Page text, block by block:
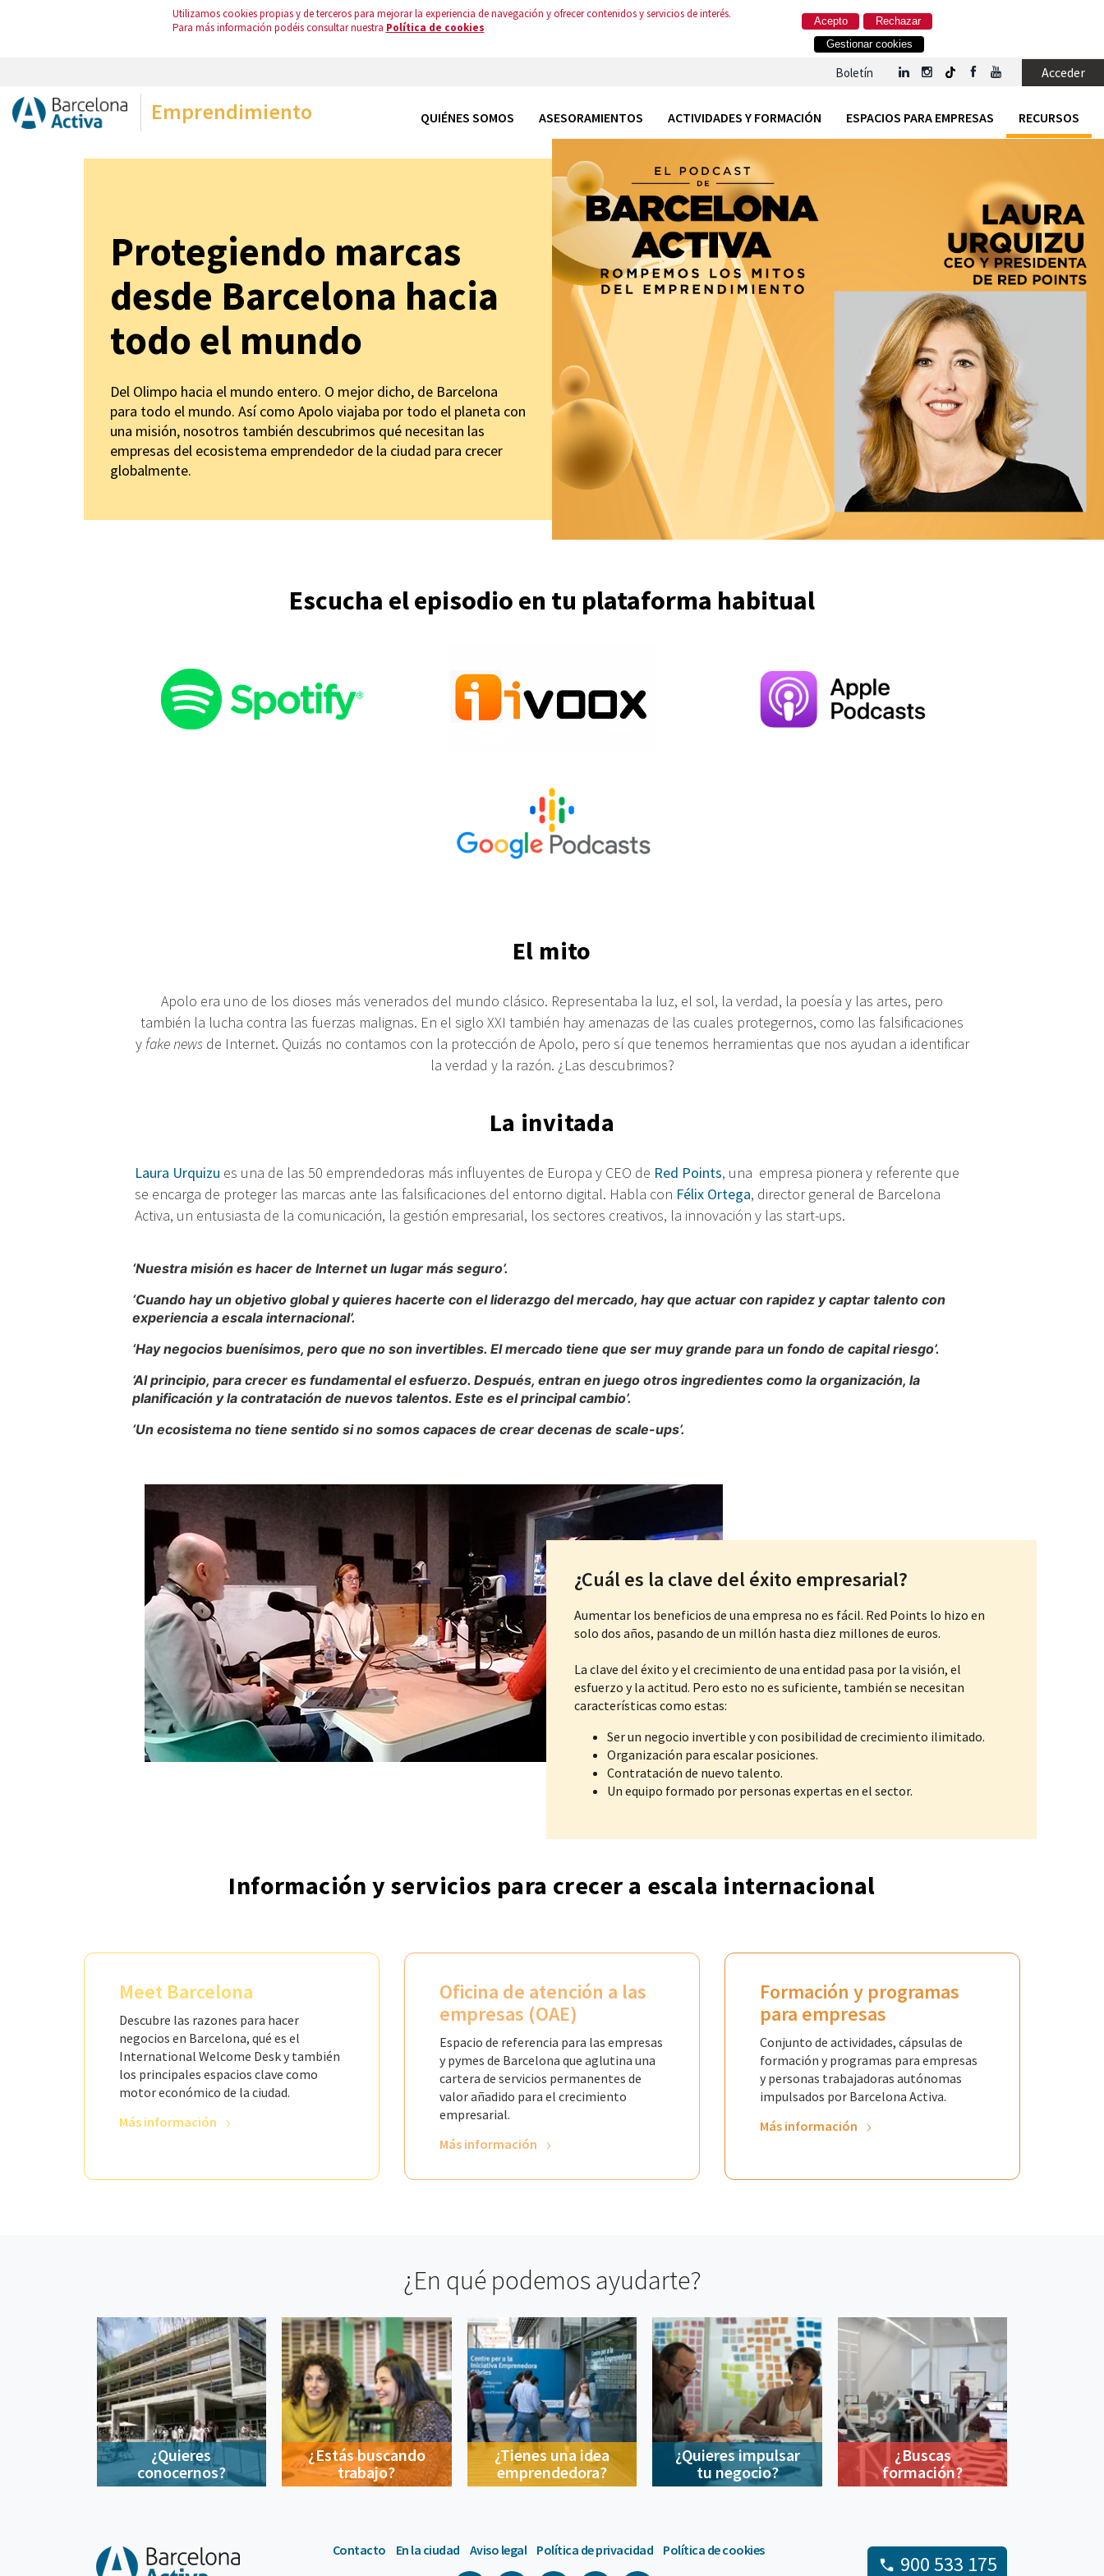
Utilizamos cookies propias y de terceros para mejorar la experiencia de navegación y ofrecer contenidos y servicios de interés.
Para más información podéis consultar nuestra Política de cookies Rechazar
Acepto
Gestionar cookies
Boletín Acceder
Emprendimiento QUIÉNES SOMOS ASESORAMIENTOS ACTIVIDADES Y FORMACIÓN ESPACIOS PARA EMPRESAS RECURSOS
Protegiendo marcas
desde Barcelona hacia
todo el mundo
Del Olimpo hacia el mundo entero. O mejor dicho, de Barcelona
para todo el mundo. Así como Apolo viajaba por todo el planeta con
una misión, nosotros también descubrimos qué necesitan las
empresas del ecosistema emprendedor de la ciudad para crecer
globalmente.
Escucha el episodio en tu plataforma habitual
El mito
Apolo era uno de los dioses más venerados del mundo clásico. Representaba la luz, el sol, la verdad, la poesía y las artes, pero
también la lucha contra las fuerzas malignas. En el siglo XXI también hay amenazas de las cuales protegernos, como las falsificaciones
y fake newsde Internet. Quizás no contamos con la protección de Apolo, pero sí que tenemos herramientas que nos ayudan a identificar
la verdad y la razón. ¿Las descubrimos?
La invitada
Laura Urquizu es una de las 50 emprendedoras más influyentes de Europa y CEO de Red Points, una empresa pionera y referente que
se encarga de proteger las marcas ante las falsificaciones del entorno digital. Habla con Félix Ortega, director general de Barcelona
Activa, un entusiasta de la comunicación, la gestión empresarial, los sectores creativos, la innovación y las start-ups.
‘Nuestra misión es hacer de Internet un lugar más seguro’.
‘Cuando hay un objetivo global y quieres hacerte con el liderazgo del mercado, hay que actuar con rapidez y captar talento con
experiencia a escala internacional’.
‘Hay negocios buenísimos, pero que no son invertibles. El mercado tiene que ser muy grande para un fondo de capital riesgo’.
‘Al principio, para crecer es fundamental el esfuerzo. Después, entran en juego otros ingredientes como la organización, la
planificación y la contratación de nuevos talentos. Este es el principal cambio’.
‘Un ecosistema no tiene sentido si no somos capaces de crear decenas de scale-ups’.
¿Cuál es la clave del éxito empresarial?
Aumentar los beneficios de una empresa no es fácil. Red Points lo hizo en
solo dos años, pasando de un millón hasta diez millones de euros.
La clave del éxito y el crecimiento de una entidad pasa por la visión, el
esfuerzo y la actitud. Pero esto no es suficiente, también se necesitan
características como estas:
Ser un negocio invertible y con posibilidad de crecimiento ilimitado.
Organización para escalar posiciones.
Contratación de nuevo talento.
Un equipo formado por personas expertas en el sector.
Información y servicios para crecer a escala internacional
Meet Barcelona
Descubre las razones para hacer
negocios en Barcelona, qué es el
International Welcome Desk y también
los principales espacios clave como
motor económico de la ciudad.
Más información
Oficina de atención a las
empresas (OAE)
Espacio de referencia para las empresas
y pymes de Barcelona que aglutina una
cartera de servicios permanentes de
valor añadido para el crecimiento
empresarial.
Más información
Formación y programas
para empresas
Conjunto de actividades, cápsulas de
formación y programas para empresas
y personas trabajadoras autónomas
impulsados por Barcelona Activa.
Más información
¿En qué podemos ayudarte?
¿Quieres
conocernos?
¿Estás buscando
trabajo?
¿Tienes una idea
emprendedora?
¿Quieres impulsar
tu negocio?
¿Buscas
formación?
Contacto En la ciudad Aviso legal Política de privacidad Política de cookies
900 533 175